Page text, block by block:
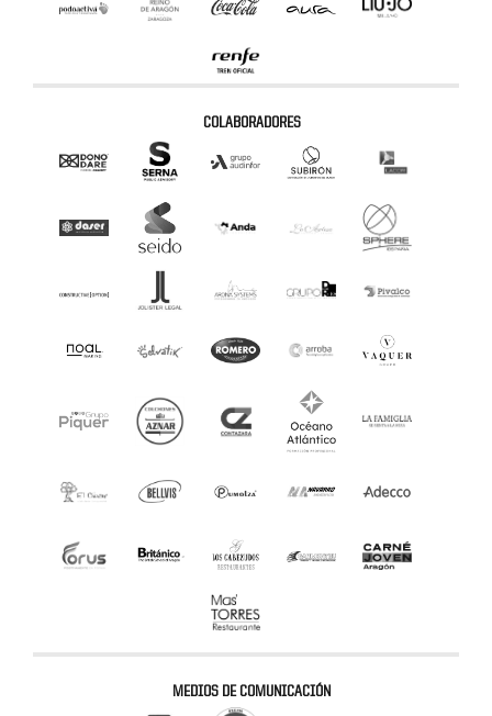
COLABORADORES
MEDIOS DE COMUNICACIÓN